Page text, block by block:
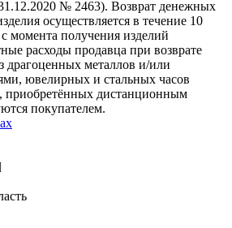
№ 2463). Возврат денежных
осуществляется в течение 10
момента получения изделий
расходы продавца при возврате
драгоценных металлов и/или
ювелирных и стальных часов
приобретённых дистанционным
покупателем.